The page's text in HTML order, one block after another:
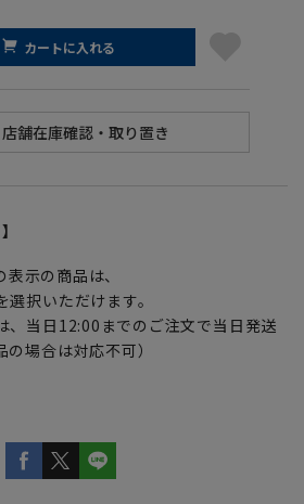
カートに入れる
表示の商品は、
択いただけます。
、当日12:00までのご注文で当日発送
場合は対応不可）